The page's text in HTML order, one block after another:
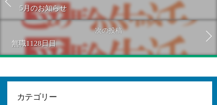
5月のお知らせ
次の投稿
無職1128日目
カテゴリー